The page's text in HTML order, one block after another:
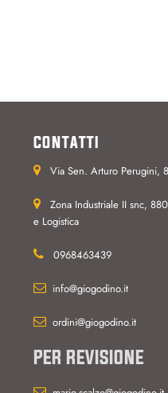
CONTATTI
Via Sen. Arturo Perugini,
Zona Industriale II snc,
e Logistica
0968463439
info@giogodino.it
ordini@giogodino.it
PER REVISIONE